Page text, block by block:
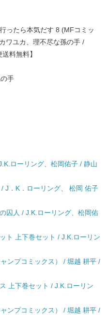
ったら本気だす 8 (MFコミッ
ワユカ、理不尽な孫の手 /
料無料】
手
ローリング、松岡佑子 / 静山
J．K．ローリング、 松岡 佑子
囚人 / J.K.ローリング、松岡佑
ト 上下巻セット / J.K.ローリン
ンプコミックス） / 堀越 耕平 /
上下巻セット / J.K.ローリン
ンプコミックス） / 堀越 耕平 /